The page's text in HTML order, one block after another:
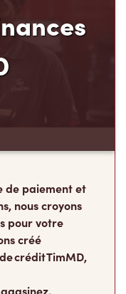
nous croyons
pour votre
créé
crédit TimMD,